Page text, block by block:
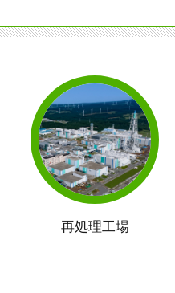
再処理工場